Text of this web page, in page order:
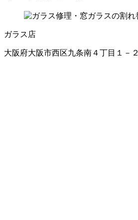
ガラス店
大阪府大阪市西区九条南４丁目１－２